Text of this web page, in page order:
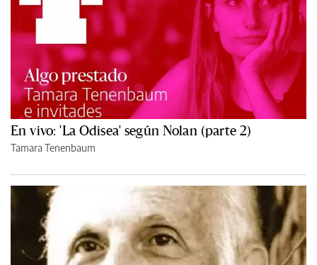
En vivo: 'La Odisea' según Nolan (parte 2)
Tamara Tenenbaum